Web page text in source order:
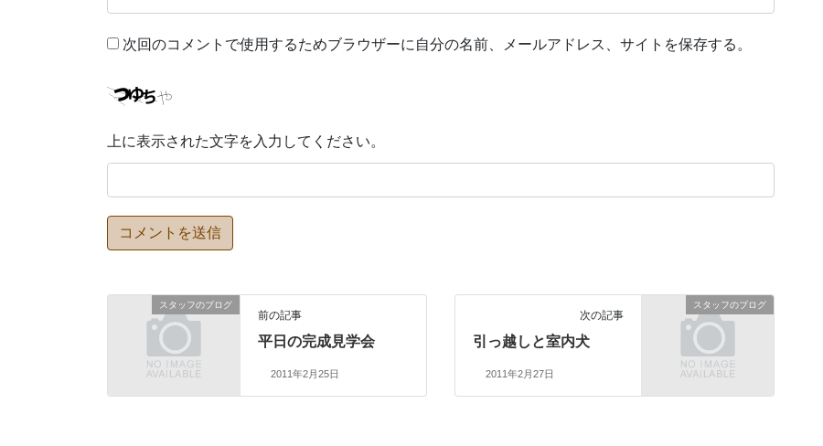
次回のコメントで使用するためブラウザーに自分の名前、メールアドレス、サイトを保存する。
上に表示された文字を入力してください。
スタッフのブログ
前の記事
平日の完成見学会
2011年2月25日
スタッフのブログ
次の記事
引っ越しと室内犬
2011年2月27日